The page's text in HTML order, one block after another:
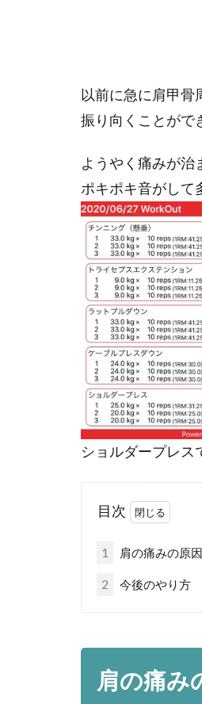
以前に急に肩甲骨
振り向くことがで
ようやく痛みが治
ポキポキ音がして
ショルダープレス
目次
1 肩の痛みの原
2 今後のやり方
肩の痛み